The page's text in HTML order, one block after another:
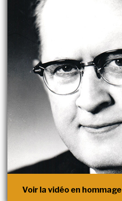
Voir la vidéo en hommage